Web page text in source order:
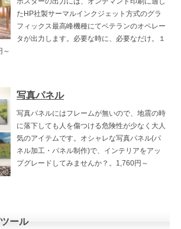
たHP社製サーマルインクジェット方式のグラ
フィックス最高峰機種にてベテランのオペレー
タが出力します。必要な時に、必要なだけ。１
～
写真パネル
写真パネルにはフレームが無いので、地震の時
に落下しても人を傷つける危険性が少なく大人
気のアイテムです。オシャレな写真パネル(パ
ネル加工・パネル制作)で、インテリアをアッ
プグレードしてみませんか？。1,760円～
ール